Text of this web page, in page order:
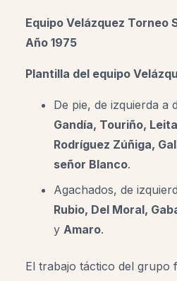
Equipo Velázquez Torneo
Año 1975
Plantilla del equipo
De pie, de izquierda a
Gandía, Touriño,
Rodríguez Zúñiga,
señor Blanco.
Agachados, de
Rubio, Del Moral,
y Amaro.
El trabajo táctico del grupo